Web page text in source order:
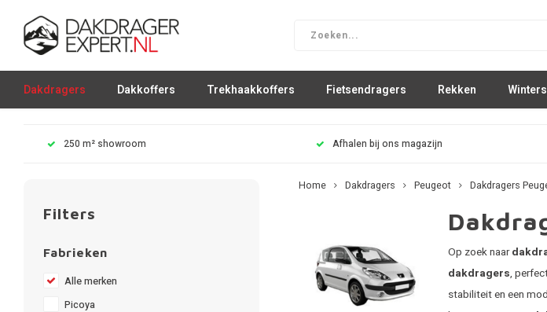
Dakdragers Dakkoffers Trekhaakkoffers Fietsendragers Rekken
250 m² showroom Afhalen bij ons magazijn
Filters
Fabrieken
Alle merken
Picoya
Home Dakdragers Peugeot Dakdragers
Op zoek naar
dakdragers,
stabiliteit en een